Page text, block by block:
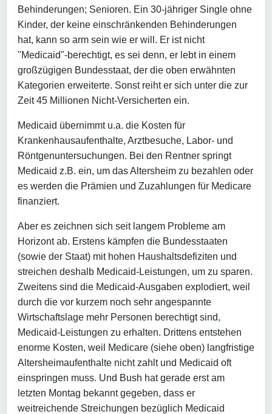
Behinderungen; Senioren. Ein 30-jähriger Single ohne
Kinder, der keine einschränkenden Behinderungen
hat, kann so arm sein wie er will. Er ist nicht
"Medicaid"-berechtigt, es sei denn, er lebt in einem
großzügigen Bundesstaat, der die oben erwähnten
Kategorien erweiterte. Sonst reiht er sich unter die zur
Zeit 45 Millionen Nicht-Versicherten ein.
Medicaid übernimmt u.a. die Kosten für
Krankenhausaufenthalte, Arztbesuche, Labor- und
Röntgenuntersuchungen. Bei den Rentner springt
Medicaid z.B. ein, um das Altersheim zu bezahlen oder
es werden die Prämien und Zuzahlungen für Medicare
finanziert.
Aber es zeichnen sich seit langem Probleme am
Horizont ab. Erstens kämpfen die Bundesstaaten
(sowie der Staat) mit hohen Haushaltsdefiziten und
streichen deshalb Medicaid-Leistungen, um zu sparen.
Zweitens sind die Medicaid-Ausgaben explodiert, weil
durch die vor kurzem noch sehr angespannte
Wirtschaftslage mehr Personen berechtigt sind,
Medicaid-Leistungen zu erhalten. Drittens entstehen
enorme Kosten, weil Medicare (siehe oben) langfristige
Altersheimaufenthalte nicht zahlt und Medicaid oft
einspringen muss. Und Bush hat gerade erst am
letzten Montag bekannt gegeben, dass er
weitreichende Streichungen bezüglich Medicaid